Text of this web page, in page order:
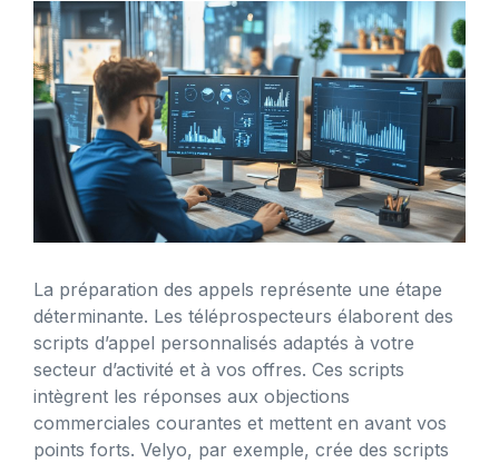
La préparation des appels représente une étape
déterminante. Les téléprospecteurs élaborent des
scripts d’appel personnalisés adaptés à votre
secteur d’activité et à vos offres. Ces scripts
intègrent les réponses aux objections
commerciales courantes et mettent en avant vos
points forts. Velyo, par exemple, crée des scripts